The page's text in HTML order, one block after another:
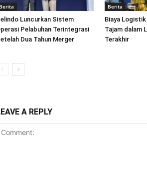
Berita
Luncurkan Sistem
Pelabuhan Terintegrasi
Dua Tahun Merger
Berita
Biaya
Tajam dalam
Terakhir
A REPLY